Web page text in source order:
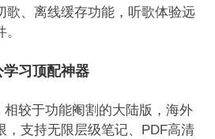
歌、离线缓存功能，听歌体验远
习顶配神器
相较于功能阉割的大陆版，海外
，支持无限层级笔记、PDF高清